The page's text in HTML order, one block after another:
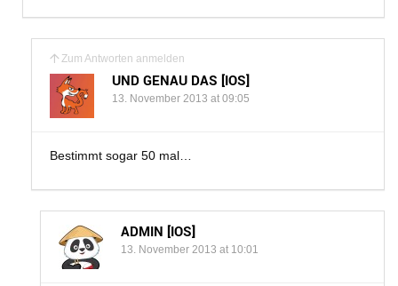
Zum Antworten anmelden
UND GENAU DAS [IOS]
13. November 2013 at 09:05
Bestimmt sogar 50 mal…
ADMIN [IOS]
13. November 2013 at 10:01